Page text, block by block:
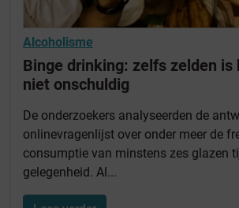
Alcoholisme
Binge drinking: zelfs zelden is
niet onschuldig
De onderzoekers analyseerden de
onlinevragenlijst over onder meer de
consumptie van minstens zes glazen
gelegenheid. Al...